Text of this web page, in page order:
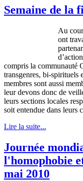
Semaine de la
Au
ont
compris la communauté
transgenres, bi-spirituels
membres sont aussi
leur devons donc de
leurs sections locales
soit entendue dans leurs
Lire la suite...
Journée
l'homophobie
mai 2010